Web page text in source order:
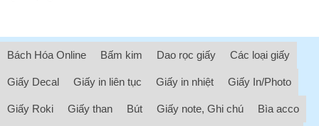
Bách Hóa Online Bấm kim Dao rọc giấy Các loại giấy
Giấy Decal Giấy in liên tục Giấy in nhiệt Giấy In/Photo
Giấy Roki Giấy than Bút Giấy note, Ghi chú Bìa acco